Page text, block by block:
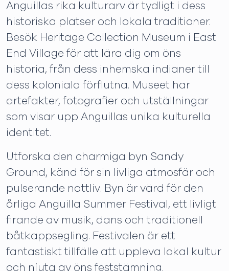
Anguillas rika kulturarv är tydligt i dess
historiska platser och lokala traditioner.
Besök Heritage Collection Museum i East
End Village för att lära dig om öns
historia, från dess inhemska indianer till
dess koloniala förflutna. Museet har
artefakter, fotografier och utställningar
som visar upp Anguillas unika kulturella
identitet.
Utforska den charmiga byn Sandy
Ground, känd för sin livliga atmosfär och
pulserande nattliv. Byn är värd för den
årliga Anguilla Summer Festival, ett livligt
firande av musik, dans och traditionell
båtkappsegling. Festivalen är ett
fantastiskt tillfälle att uppleva lokal kultur
och njuta av öns feststämning.